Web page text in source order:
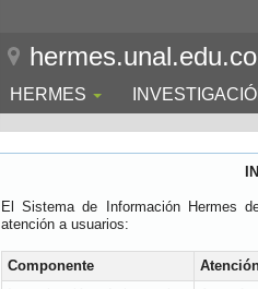
hermes.unal.edu.co
HERMES
El Sistema de Información Hermes
atención a usuarios:
Componente